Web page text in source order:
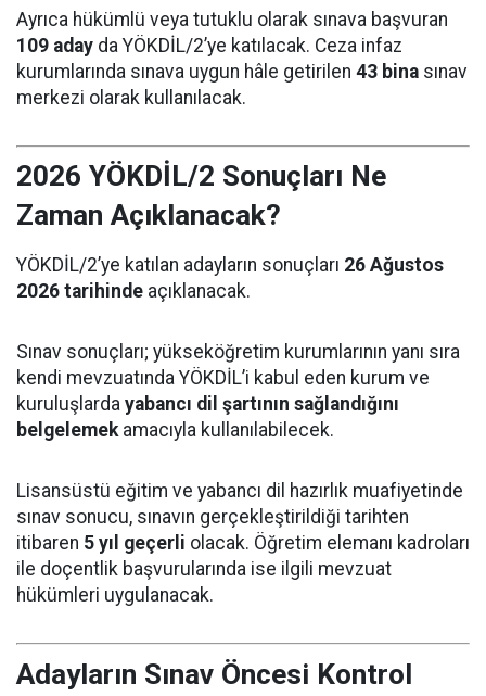
Ayrıca hükümlü veya tutuklu olarak sınava başvuran
109 aday da YÖKDİL/2’ye katılacak. Ceza infaz
kurumlarında sınava uygun hâle getirilen 43 bina sınav
merkezi olarak kullanılacak.
2026 YÖKDİL/2 Sonuçları Ne
Zaman Açıklanacak?
YÖKDİL/2’ye katılan adayların sonuçları 26 Ağustos
2026 tarihinde açıklanacak.
Sınav sonuçları; yükseköğretim kurumlarının yanı sıra
kendi mevzuatında YÖKDİL’i kabul eden kurum ve
kuruluşlarda yabancı dil şartının sağlandığını
belgelemekamacıyla kullanılabilecek.
Lisansüstü eğitim ve yabancı dil hazırlık muafiyetinde
sınav sonucu, sınavın gerçekleştirildiği tarihten
itibaren 5 yıl geçerli olacak. Öğretim elemanı kadroları
ile doçentlik başvurularında ise ilgili mevzuat
hükümleri uygulanacak.
Adayların Sınav Öncesi Kontrol